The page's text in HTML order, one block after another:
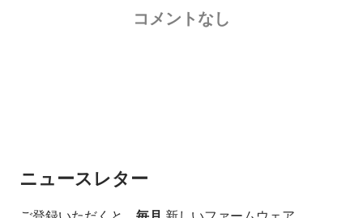
コメントなし
ニュースレター
ご登録いただくと、 毎月 新しいファームウェア、